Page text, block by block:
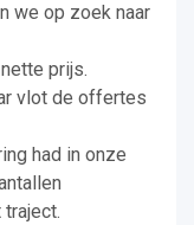
we op zoek naar
prijs.
vlot de offertes
had in onze